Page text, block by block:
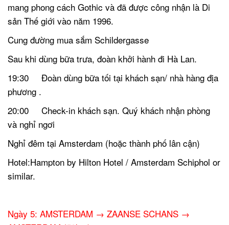
mang phong cách Gothic và đã được công nhận là Di
sản Thế giới vào năm 1996.
Cung đường mua sắm Schildergasse
Sau khi dùng bữa trưa, đoàn khởi hành đi Hà Lan.
19:30 Đoàn dùng bữa tối tại khách sạn/ nhà hàng địa
phương .
20:00 Check-in khách sạn. Quý khách nhận phòng
và nghỉ ngơi
Nghỉ đêm tại Amsterdam (hoặc thành phố lân cận)
Hotel:Hampton by Hilton Hotel / Amsterdam Schiphol or
similar.
Ngày 5: AMSTERDAM → ZAANSE SCHANS →